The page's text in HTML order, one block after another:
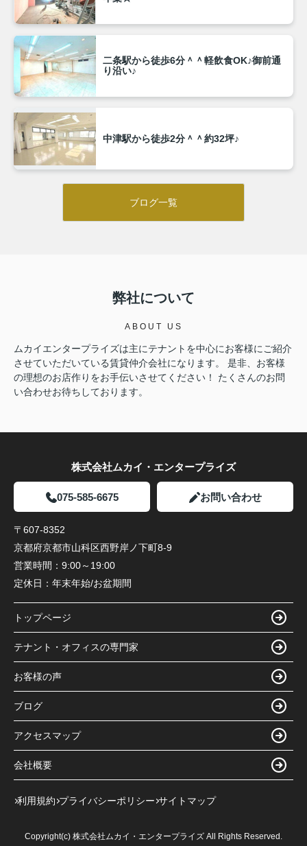
二条駅から徒歩6分＾＾軽飲食OK♪御前通
り沿い♪
中津駅から徒歩2分＾＾約32坪♪
ブログ一覧
弊社について
ABOUT US
ムカイエンタープライズは主にテナントを中心にお客様にご紹介
させていただいている賃貸仲介会社になります。 是非、お客様
の理想のお店作りをお手伝いさせてください！ たくさんのお問
い合わせお待ちしております。
株式会社ムカイ・エンタープライズ
075-585-6675 お問い合わせ
〒607-8352
京都府京都市山科区西野岸ノ下町8-9
営業時間： 9:00～19:00
定休日： 年末年始/お盆期間
トップページ
テナント・オフィスの専門家
お客様の声
ブログ
アクセスマップ
会社概要
利用規約 プライバシーポリシー サイトマップ
Copyright(c) 株式会社ムカイ・エンタープライズ All Rights Reserved.